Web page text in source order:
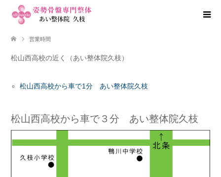
営業時間
松山西高校の近く（あい整体院久枝）
松山西高校から車で1分 あい整体院久枝
松山西高校から車で３分 あい整体院久枝